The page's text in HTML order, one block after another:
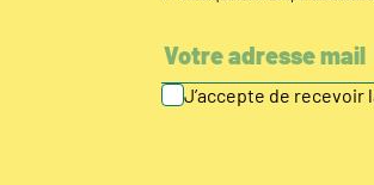
J’accepte de recevoir